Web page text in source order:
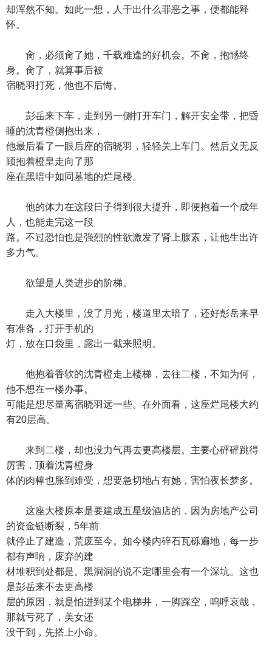
却浑然不知。如此一想，人干出什么罪恶之事，便都能释
怀。
肏，必须肏了她，千载难逢的好机会。不肏，抱憾终
身。肏了，就算事后被
宿晓羽打死，他也不后悔。
彭岳来下车，走到另一侧打开车门，解开安全带，把昏
睡的沈青橙侧抱出来，
他最后看了一眼后座的宿晓羽，轻轻关上车门。然后义无反
顾抱着橙皇走向了那
座在黑暗中如同墓地的烂尾楼。
他的体力在这段日子得到很大提升，即便抱着一个成年
人，也能走完这一段
路。不过恐怕也是强烈的性欲激发了肾上腺素，让他生出许
多力气。
欲望是人类进步的阶梯。
走入大楼里，没了月光，楼道里太暗了，还好彭岳来早
有准备，打开手机的
灯，放在口袋里，露出一截来照明。
他抱着香软的沈青橙走上楼梯，去往二楼，不知为何，
他不想在一楼办事。
可能是想尽量离宿晓羽远一些。在外面看，这座烂尾楼大约
有20层高。
来到二楼，却也没力气再去更高楼层。主要心砰砰跳得
厉害，顶着沈青橙身
体的肉棒也胀到难受，想要急切地占有她，害怕夜长梦多。
这座大楼原本是要建成五星级酒店的，因为房地产公司
的资金链断裂，5年前
就停止了建造，荒废至今。如今楼内碎石瓦砾遍地，每一步
都有声响，废弃的建
材堆积到处都是。黑洞洞的说不定哪里会有一个深坑。这也
是彭岳来不去更高楼
层的原因，就是怕进到某个电梯井，一脚踩空，呜呼哀哉，
那就亏死了，美女还
没干到，先搭上小命。